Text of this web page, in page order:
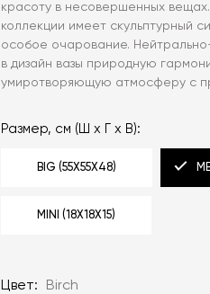
красоту в несовершенных
коллекции имеет скульптурный
особое очарование.
в дизайн вазы природную
умиротворяющую атмосферу с
Размер, см (Ш х Г х В):
BIG (55Х55Х48)
MINI (18Х18Х15)
Цвет: Birch